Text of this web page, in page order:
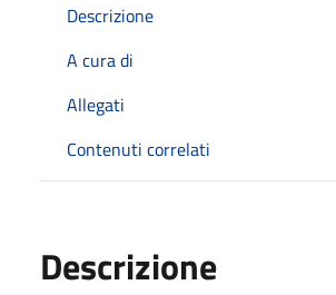
Descrizione
A cura di
Allegati
Contenuti correlati
Descrizione